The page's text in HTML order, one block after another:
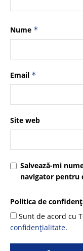
Nume *
Email *
Site web
Salvează-mi
navigator pentru
Politica de
Sunt de acord cu
confidențialitate.